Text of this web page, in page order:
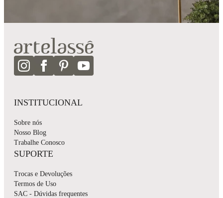
INSTITUCIONAL
Sobre nós
Nosso Blog
Trabalhe Conosco
SUPORTE
Trocas e Devoluções
Termos de Uso
SAC - Dúvidas frequentes